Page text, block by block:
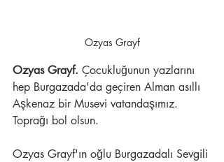
Ozyas Grayf
Ozyas Grayf. Çocukluğunun yazlarını
hep Burgazada'da geçiren Alman asıllı
Aşkenaz bir Musevi vatandaşımız.
Toprağı bol olsun.
Ozyas Grayf'ın oğlu Burgazadalı Sevgili